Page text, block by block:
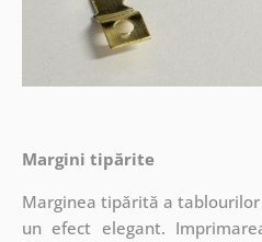
Margini tipărite
Marginea tipărită a
un efect elegant.